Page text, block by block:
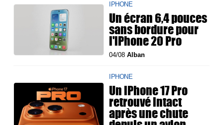
IPHONE
Un écran 6,4 pouces
sans bordure pour
l'iPhone 20 Pro
04/08Alban
IPHONE
Un iPhone 17 Pro
retrouvé intact
après une chute